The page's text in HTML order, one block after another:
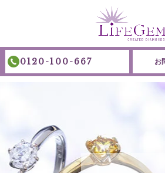
0120-100-667 お